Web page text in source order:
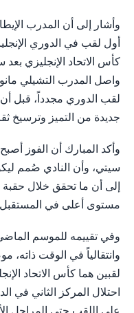
وأشار إلى أن المدرب
أول لقب في الدوري
كأس الاتحاد الإنجليزي
واصل المدرب التشيلي
لقب الدوري مجدداً، قبل أن
جديدة من التميز وترسيخ
وأكد المبارك أن الفوز
سيتي، وأن النادي صُمم
إلى أن ما تحقق خلال حقبة
مستوى أعلى في
وفي تقييمه للموسم
وانتقالياً في الوقت ذاته،
لقبين هما كأس الاتحاد
احتلال المركز الثاني في
على اللقب حتى المراحل